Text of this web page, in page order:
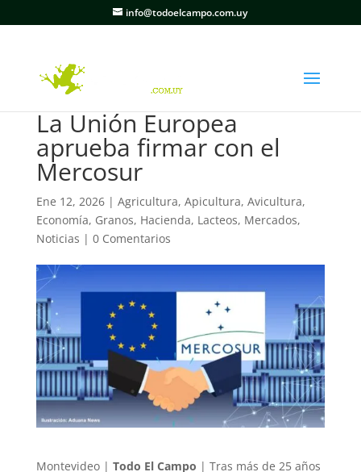
info@todoelcampo.com.uy
La Unión Europea
aprueba firmar con el
Mercosur
Ene 12, 2026| Agricultura, Apicultura, Avicultura,
Economía, Granos, Hacienda, Lacteos, Mercados,
Noticias | 0 Comentarios
Montevideo | Todo El Campo | Tras más de 25 años